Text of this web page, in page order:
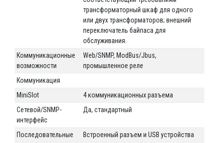
трансформаторный шкаф для одного
или двух трансформаторов; внешний
переключатель байпаса для
обслуживания.
Коммуникационные
возможности
Web/SNMP, ModBus/Jbus,
промышленное реле
Коммуникация
MiniSlot
4 коммуникационных разъема
Сетевой/SNMP-
интерфейс
Да, стандартный
Последовательные
Встроенный разъем и USB устройства